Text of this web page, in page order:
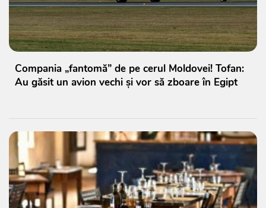
Compania „fantomă” de pe cerul Moldovei! Tofan:
Au găsit un avion vechi și vor să zboare în Egipt